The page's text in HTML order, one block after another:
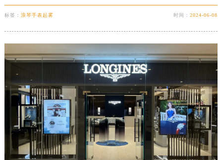
标签： 浪琴手表起雾 时间：2024-06-08